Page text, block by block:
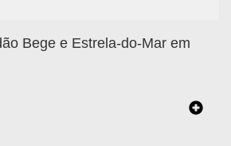
Bege e Estrela-do-Mar em